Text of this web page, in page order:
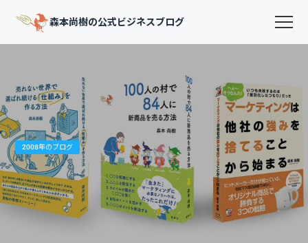
森本尚樹の公式ビジネスブログ
2008年のブログ